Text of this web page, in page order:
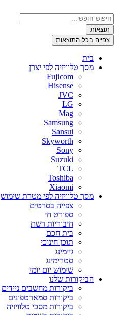
לתוכן
Search
...תוצאות
צפייה בכל התוצאות
בית
מסך טלוויזיה לפי יצרן
Fujicom
Hisense
JVC
LG
Mag
Samsung
Sansui
Skyworth
Sony
Suzuki
TCL
Toshiba
Xiaomi
מסך טלוויזיה לפי מטרת שימוש
צפייה בסרטים
ספורט חי
חיבוריות רשת
בית חכם
תוכן חינוכי
גיימינג
סטרימינג
שימוש יום יומי
הביקורות שלנו
ביקורות מחשבים ניידים
ביקורות סמארטפונים
ביקורות מסכי טלוויזיה